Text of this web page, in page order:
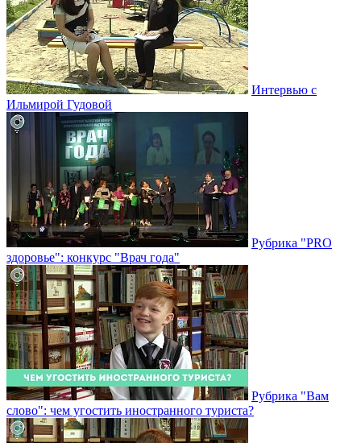
Интервью с
Ильмирой Гудовой
Рубрика "PRO
здоровье": конкурс "Врач года"
Рубрика "Вам
слово": чем угостить иностранного туриста?